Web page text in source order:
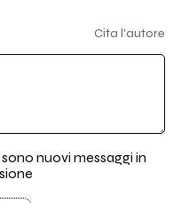
Cita l'autore
nuovi messaggi in